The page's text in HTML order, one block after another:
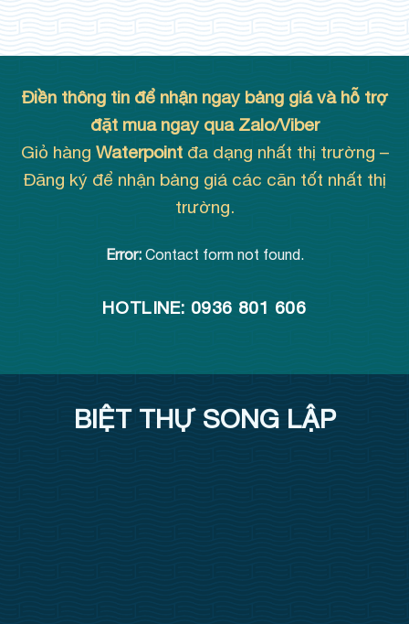
Điền thông tin để nhận ngay bảng giá và hỗ trợ
đặt mua ngay qua Zalo/Viber
Giỏ hàng Waterpointđa dạng nhất thị trường –
Đăng ký để nhận bảng giá các căn tốt nhất thị
trường.
Error:Contact form not found.
HOTLINE: 0936 801 606
BIỆT THỰ SONG LẬP